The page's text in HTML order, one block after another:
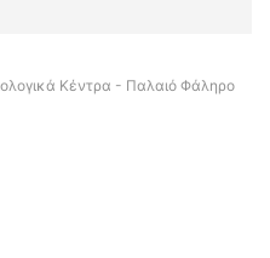
Κέντρα - Παλαιό Φάληρο